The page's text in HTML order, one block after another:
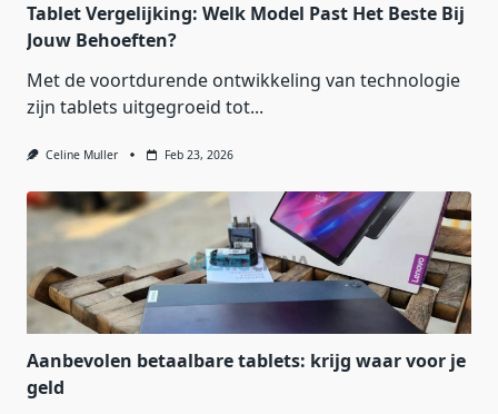
Tablet Vergelijking: Welk Model Past Het Beste Bij
Jouw Behoeften?
Met de voortdurende ontwikkeling van technologie
zijn tablets uitgegroeid tot...
Celine Muller Feb 23, 2026
Aanbevolen betaalbare tablets: krijg waar voor je
geld